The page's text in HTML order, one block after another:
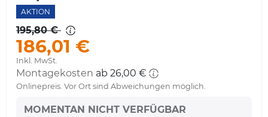
AKTION
195,80 €
186,01 €
Inkl. MwSt.
Montagekosten ab 26,00 €
Onlinepreis. Vor Ort sind Abweichungen möglich.
MOMENTAN NICHT VERFÜGBAR